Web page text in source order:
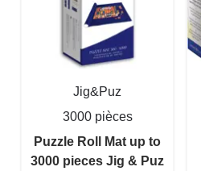
Jig&Puz
3000 pièces
Puzzle Roll Mat up to
3000 pieces Jig & Puz